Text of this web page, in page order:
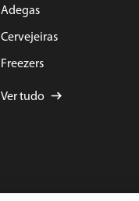
Adegas
Cervejeiras
Freezers
Ver tudo